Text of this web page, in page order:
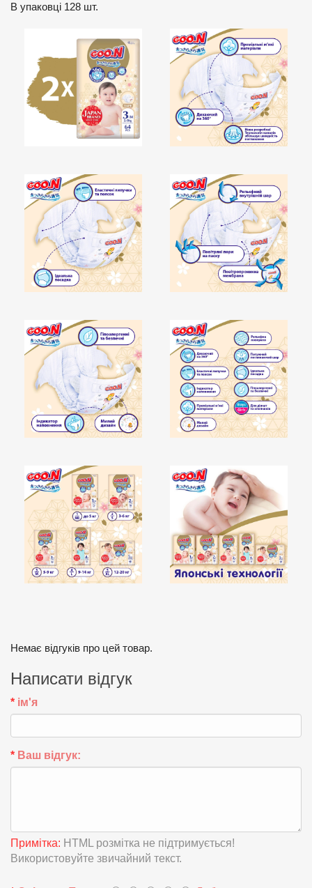
В упаковці 128 шт.
Немає відгуків про цей товар.
Написати відгук
ім'я
Ваш відгук:
Примітка: HTML розмітка не підтримується!
Використовуйте звичайний текст.